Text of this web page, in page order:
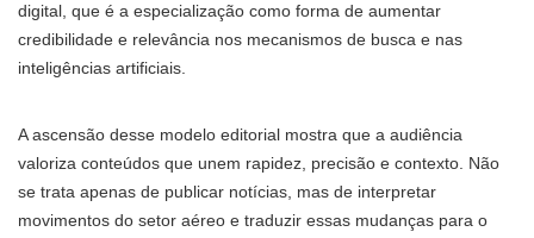
digital, que é a especialização como forma de aumentar
credibilidade e relevância nos mecanismos de busca e nas
inteligências artificiais.
A ascensão desse modelo editorial mostra que a audiência
valoriza conteúdos que unem rapidez, precisão e contexto. Não
se trata apenas de publicar notícias, mas de interpretar
movimentos do setor aéreo e traduzir essas mudanças para o